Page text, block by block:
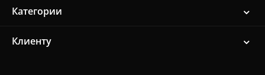
Категории
Клиенту